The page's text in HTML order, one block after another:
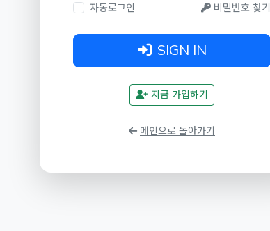
자동로그인 비밀번호 찾기
SIGN IN
지금 가입하기
메인으로 돌아가기